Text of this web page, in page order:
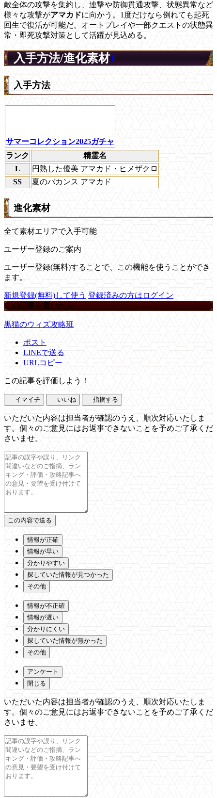
敵全体の攻撃を集約し、連撃や防御貫通攻撃、状態異常など
様々な攻撃がアマカドに向かう。1度だけなら倒れても起死
回生で復活が可能だ。オートプレイや一部クエストの状態異
常・即死攻撃対策として活躍が見込める。
入手方法/進化素材1
入手方法
サマーコレクション2025ガチャ
ランク
精霊名
L
円熟した優美 アマカド・ヒメザクロ
SS
夏のバカンス アマカド
進化素材
全て素材エリアで入手可能
ユーザー登録のご案内
ユーザー登録(無料)することで、この機能を使うことができ
ます。
新規登録(無料)して使う 登録済みの方はログイン
この記事を書いた人
黒猫のウィズ攻略班
ポスト
LINEで送る
URLコピー
この記事を評価しよう！
イマイチ いいね 指摘する
いただいた内容は担当者が確認のうえ、順次対応いたしま
す。個々のご意見にはお返事できないことを予めご了承くだ
さいませ。
情報が正確
情報が早い
分かりやすい
探していた情報が見つかった
その他
情報が不正確
情報が遅い
分かりにくい
探していた情報が無かった
その他
アンケート
閉じる
いただいた内容は担当者が確認のうえ、順次対応いたしま
す。個々のご意見にはお返事できないことを予めご了承くだ
さいませ。